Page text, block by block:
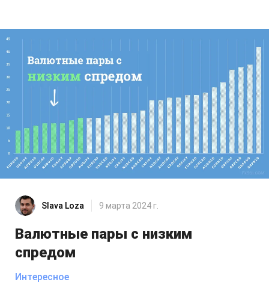
Slava Loza 9 марта 2024 г.
Валютные пары с низким
спредом
Интересное